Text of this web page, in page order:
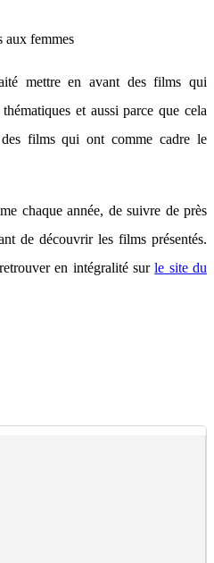
aux femmes
mettre en avant des films qui
et aussi parce que cela
films qui ont comme cadre le
chaque année, de suivre de près
de découvrir les films présentés.
en intégralité surle site du